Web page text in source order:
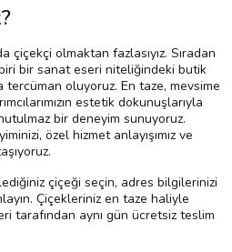
çiçekçi olmaktan fazlasıyız. Sıradan
bir sanat eseri niteliğindeki butik
tercüman oluyoruz. En taze, mevsime
estetik dokunuşlarıyla
bir deneyim sunuyoruz.
özel hizmet anlayışımız ve
çiçeği seçin, adres bilgilerinizi
Çiçekleriniz en taze haliyle
tarafından aynı gün ücretsiz teslim